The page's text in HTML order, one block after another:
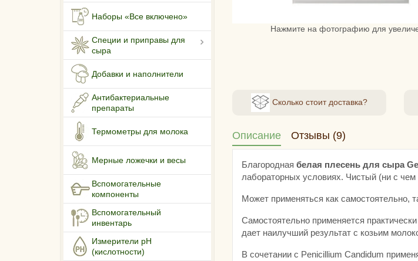
Наборы «Все включено»
Специи и приправы для
сыра
Добавки и наполнители
Антибактериальные
препараты
Термометры для молока
Мерные ложечки и весы
Вспомогательные
компоненты
Вспомогательный
инвентарь
Измерители pH
(кислотности)
Нажмите на фотографию для
Сколько стоит доставка?
Описание Отзывы (9)
Благородная белая плесень для сыра
лабораторных условиях. Чистый (ни с
Может применяться как самостоятельно,
Самостоятельно применяется
дает наилучший результат с козьим
В сочетании с Penicillium Candidum